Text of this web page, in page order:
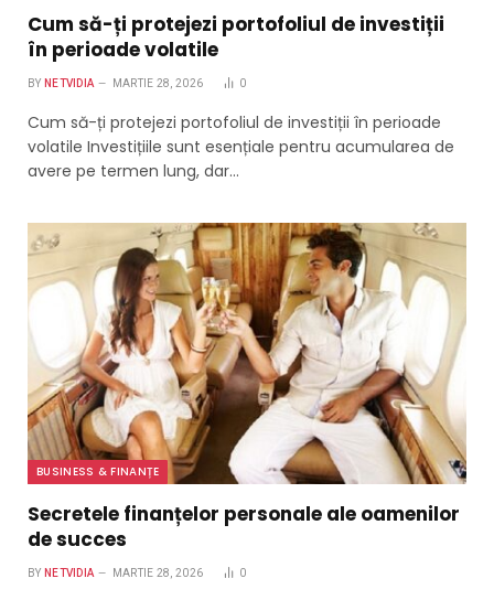
Cum să-ți protejezi portofoliul de investiții
în perioade volatile
BY NETVIDIA MARTIE 28, 2026 0
Cum să-ți protejezi portofoliul de investiții în perioade
volatile Investițiile sunt esențiale pentru acumularea de
avere pe termen lung, dar…
BUSINESS & FINANȚE
Secretele finanțelor personale ale oamenilor
de succes
BY NETVIDIA MARTIE 28, 2026 0